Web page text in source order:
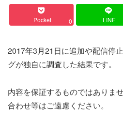
Pocket 0 LINE
2017年3月21日に追加や配信停
グが独自に調査した結果です。
内容を保証するものではありま
合わせ等はご遠慮ください。